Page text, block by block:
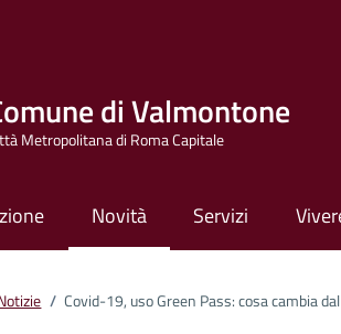
di Valmontone
Metropolitana di Roma Capitale
Novità Servizi
/ Covid-19, uso Green Pass: cosa cambia